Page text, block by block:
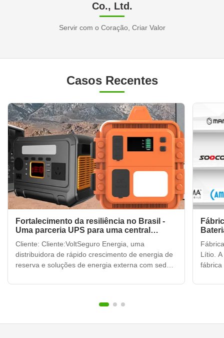
Co., Ltd.
Servir com o Coração, Criar Valor
Casos Recentes
Fortalecimento da resiliência no Brasil -
Uma parceria UPS para uma central
Cliente: Cliente:VoltSeguro Energia, uma
distribuidora de rápido crescimento de energia de
reserva e soluções de energia externa com sede
dinâmico do Brasil apresenta desafios energéticos
Lítio.
fábrica
massa